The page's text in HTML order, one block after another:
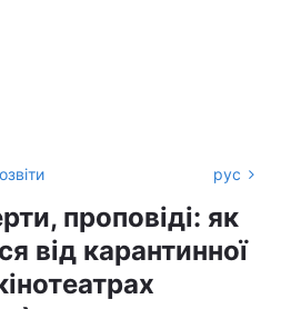
рус
проповіді: як
від карантинної